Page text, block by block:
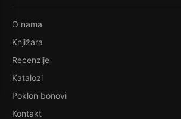
O nama
Knjižara
Recenzije
Katalozi
Poklon bonovi
Kontakt